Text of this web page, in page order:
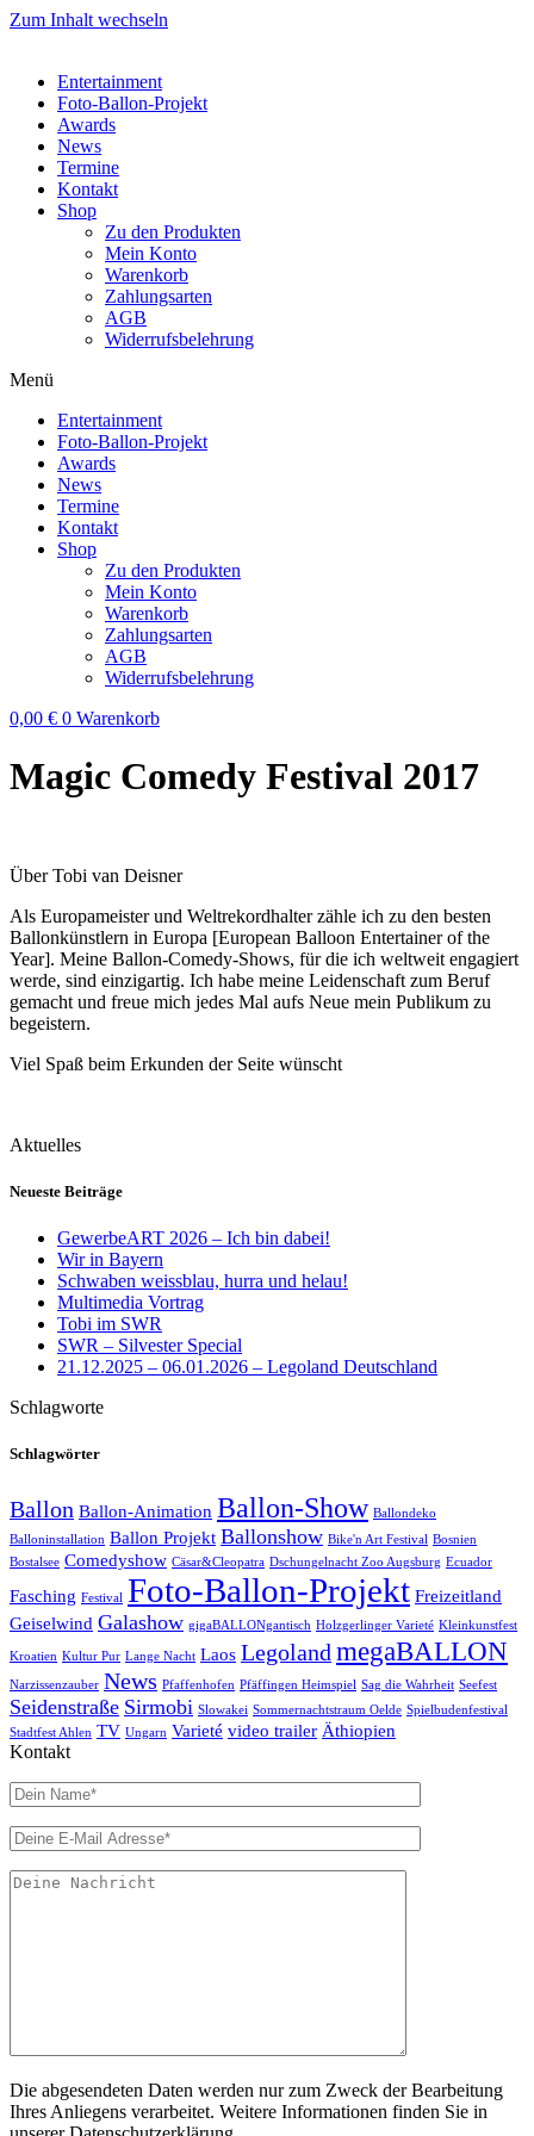
Zum Inhalt wechseln
Entertainment
Foto-Ballon-Projekt
Awards
News
Termine
Kontakt
Shop
Zu den Produkten
Mein Konto
Warenkorb
Zahlungsarten
AGB
Widerrufsbelehrung
Menü
Entertainment
Foto-Ballon-Projekt
Awards
News
Termine
Kontakt
Shop
Zu den Produkten
Mein Konto
Warenkorb
Zahlungsarten
AGB
Widerrufsbelehrung
0,00 € 0 Warenkorb
Magic Comedy Festival 2017
Über Tobi van Deisner
Als Europameister und Weltrekordhalter zähle ich zu den besten
Ballonkünstlern in Europa [European Balloon Entertainer of the
Year]. Meine Ballon-Comedy-Shows, für die ich weltweit engagiert
werde, sind einzigartig. Ich habe meine Leidenschaft zum Beruf
gemacht und freue mich jedes Mal aufs Neue mein Publikum zu
begeistern.
Viel Spaß beim Erkunden der Seite wünscht
Aktuelles
Neueste Beiträge
GewerbeART 2026 – Ich bin dabei!
Wir in Bayern
Schwaben weissblau, hurra und helau!
Multimedia Vortrag
Tobi im SWR
SWR – Silvester Special
21.12.2025 – 06.01.2026 – Legoland Deutschland
Schlagworte
Schlagwörter
Ballon Ballon-Animation Ballon-Show Ballondeko
Balloninstallation Ballon Projekt Ballonshow Bike'n Art Festival Bosnien
Bostalsee Comedyshow Cäsar&Cleopatra Dschungelnacht Zoo Augsburg Ecuador
Fasching Festival Foto-Ballon-Projekt Freizeitland
Geiselwind Galashow gigaBALLONgantisch Holzgerlinger Varieté Kleinkunstfest
Kroatien Kultur Pur Lange Nacht Laos Legoland megaBALLON
Narzissenzauber News Pfaffenhofen Pfäffingen Heimspiel Sag die Wahrheit Seefest
Seidenstraße Sirmobi Slowakei Sommernachtstraum Oelde Spielbudenfestival
Stadtfest Ahlen TV Ungarn Varieté video trailer Äthiopien
Kontakt
Die abgesendeten Daten werden nur zum Zweck der Bearbeitung
Ihres Anliegens verarbeitet. Weitere Informationen finden Sie in